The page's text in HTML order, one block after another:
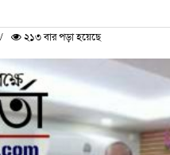
২১৩ বার পড়া হয়েছে